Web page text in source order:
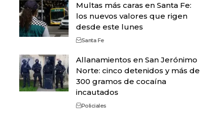
Multas más caras en Santa Fe:
los nuevos valores que rigen
desde este lunes
Santa Fe
Allanamientos en San Jerónimo
Norte: cinco detenidos y más de
300 gramos de cocaína
incautados
Policiales